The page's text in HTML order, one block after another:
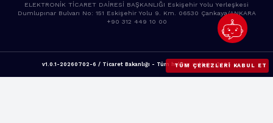
ELEKTRONİK TİCARET DAİRESİ BAŞKANLIĞI Eskişehir Yolu Yerleşkesi
Dumlupınar Bulvarı No: 151 Eskişehir Yolu 9. Km. 06530 Çankaya/ANKARA
+90 312 449 10 00
v1.0.1-20260702-6 / Ticaret Bakanlığı - Tüm hakları saklıdır. 2025
TÜM ÇEREZLERI KABUL ET